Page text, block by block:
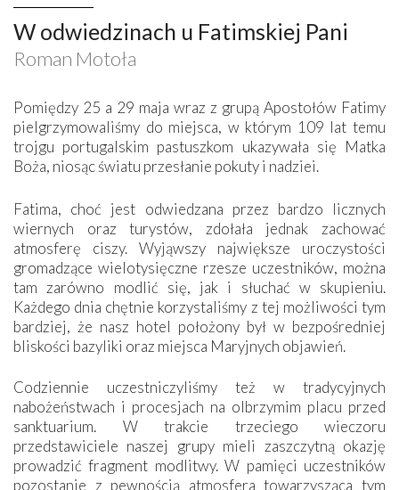
W odwiedzinach u Fatimskiej Pani
Roman Motoła
Pomiędzy 25 a 29 maja wraz z grupą Apostołów Fatimy
pielgrzymowaliśmy do miejsca, w którym 109 lat temu
trojgu portugalskim pastuszkom ukazywała się Matka
Boża, niosąc światu przesłanie pokuty i nadziei.
Fatima, choć jest odwiedzana przez bardzo licznych
wiernych oraz turystów, zdołała jednak zachować
atmosferę ciszy. Wyjąwszy największe uroczystości
gromadzące wielotysięczne rzesze uczestników, można
tam zarówno modlić się, jak i słuchać w skupieniu.
Każdego dnia chętnie korzystaliśmy z tej możliwości tym
bardziej, że nasz hotel położony był w bezpośredniej
bliskości bazyliki oraz miejsca Maryjnych objawień.
Codziennie uczestniczyliśmy też w tradycyjnych
nabożeństwach i procesjach na olbrzymim placu przed
sanktuarium. W trakcie trzeciego wieczoru
przedstawiciele naszej grupy mieli zaszczytną okazję
prowadzić fragment modlitwy. W pamięci uczestników
pozostanie z pewnością atmosfera towarzysząca tym